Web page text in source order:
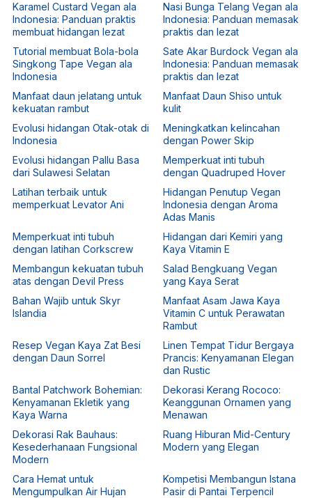
Karamel Custard Vegan ala
Indonesia: Panduan praktis
membuat hidangan lezat
Nasi Bunga Telang Vegan ala
Indonesia: Panduan memasak
praktis dan lezat
Tutorial membuat Bola-bola
Singkong Tape Vegan ala
Indonesia
Sate Akar Burdock Vegan ala
Indonesia: Panduan memasak
praktis dan lezat
Manfaat daun jelatang untuk
kekuatan rambut
Manfaat Daun Shiso untuk
kulit
Evolusi hidangan Otak-otak di
Indonesia
Meningkatkan kelincahan
dengan Power Skip
Evolusi hidangan Pallu Basa
dari Sulawesi Selatan
Memperkuat inti tubuh
dengan Quadruped Hover
Latihan terbaik untuk
memperkuat Levator Ani
Hidangan Penutup Vegan
Indonesia dengan Aroma
Adas Manis
Memperkuat inti tubuh
dengan latihan Corkscrew
Hidangan dari Kemiri yang
Kaya Vitamin E
Membangun kekuatan tubuh
atas dengan Devil Press
Salad Bengkuang Vegan
yang Kaya Serat
Bahan Wajib untuk Skyr
Islandia
Manfaat Asam Jawa Kaya
Vitamin C untuk Perawatan
Rambut
Resep Vegan Kaya Zat Besi
dengan Daun Sorrel
Linen Tempat Tidur Bergaya
Prancis: Kenyamanan Elegan
dan Rustic
Bantal Patchwork Bohemian:
Kenyamanan Ekletik yang
Kaya Warna
Dekorasi Kerang Rococo:
Keanggunan Ornamen yang
Menawan
Dekorasi Rak Bauhaus:
Kesederhanaan Fungsional
Modern
Ruang Hiburan Mid-Century
Modern yang Elegan
Cara Hemat untuk
Mengumpulkan Air Hujan
Kompetisi Membangun Istana
Pasir di Pantai Terpencil